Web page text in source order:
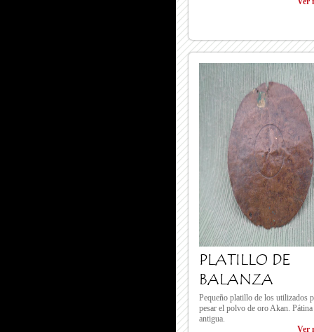
PLATILLO DE
BALANZA
Pequeño platillo de los utilizados
pesar el polvo de oro Akan. Pátina
antigua.
Ver